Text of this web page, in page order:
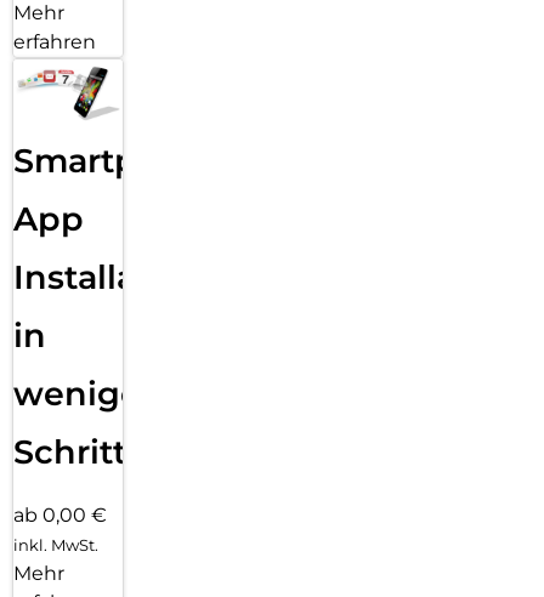
Mehr
erfahren
Smartphone
App
Installation
in
wenigen
Schritten
ab 0,00 €
inkl. MwSt.
Mehr